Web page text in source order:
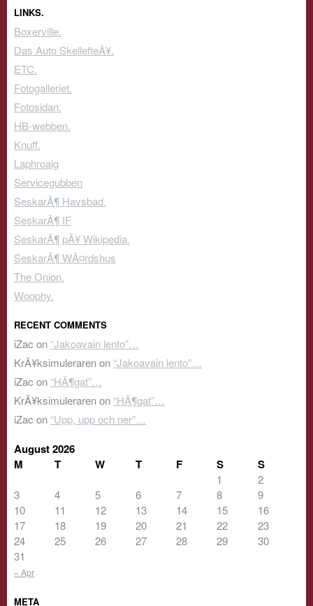
LINKS.
Boxerville.
Das Auto SkellefteÃ¥.
ETC.
Fotogalleriet.
Fotosidan.
HB-webben.
Knuff.
Laphroaig
Servicegubben
SeskarÃ¶ Havsbad.
SeskarÃ¶ IF
SeskarÃ¶ pÃ¥ Wikipedia.
SeskarÃ¶ WÃ¤rdshus
The Onion.
Woophy.
RECENT COMMENTS
iZac on “Jakoavain lento”…
KrÃ¥ksimulerarenon “Jakoavain lento”…
iZac on “HÃ¶gat”…
KrÃ¥ksimulerarenon “HÃ¶gat”…
iZac on “Upp, upp och ner”…
August 2026
M
T W T F S S
« Apr
1
2
3
4 5 6 7 8
9
10
11 12 13 14 15
16
17
18 19 20 21 22
23
24
25 26 27 28 29
30
31
META